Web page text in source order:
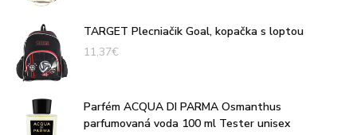
TARGET Plecniačik Goal, kopačka s loptou
11,37€
Parfém ACQUA DI PARMA Osmanthus
parfumovaná voda 100 ml Tester unisex